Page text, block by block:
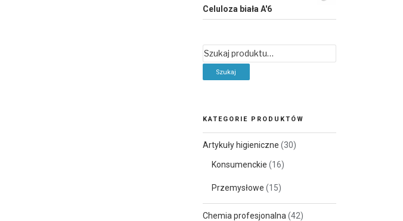
Celuloza biała A'6
Szukaj:
KATEGORIE PRODUKTÓW
Artykuły higieniczne (30)
Konsumenckie (16)
Przemysłowe (15)
Chemia profesjonalna (42)